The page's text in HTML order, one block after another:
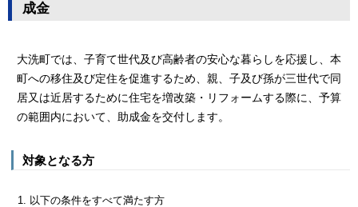
成金
大洗町では、子育て世代及び高齢者の安心な暮らしを応援し、本
町への移住及び定住を促進するため、親、子及び孫が三世代で同
居又は近居するために住宅を増改築・リフォームする際に、予算
の範囲内において、助成金を交付します。
対象となる方
以下の条件をすべて満たす方